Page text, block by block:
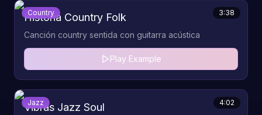
Country 3:38
Historia Country Folk
Canción country sentida con guitarra acústica
Play Example
Jazz 4:02
Vibras Jazz Soul